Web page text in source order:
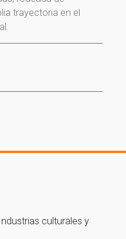
trayectoria en el
culturales y